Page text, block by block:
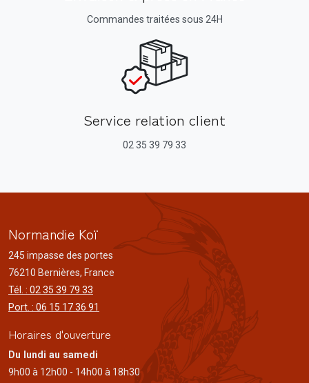
Commandes traitées sous 24H
Service relation client
02 35 39 79 33
Normandie Koï
245 impasse des portes
76210 Bernières, France
Tél. : 02 35 39 79 33
Port. : 06 15 17 36 91
Horaires d'ouverture
Du lundi au samedi
9h00 à 12h00 - 14h00 à 18h30